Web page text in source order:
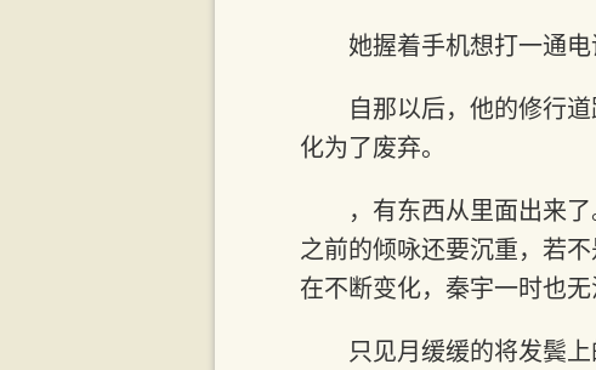
她握着手机想打一通
自那以后，他的修行
化为了废弃。
，有东西从里面出来
之前的倾咏还要沉重，若
在不断变化，秦宇一时也无
只见月缓缓的将发鬓